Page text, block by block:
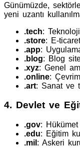
Günümüzde,
yeni uzantı
.tech:
.store: E-
.app:
.blog: Blog
.xyz: Genel
.online:
.art: Sanat ve
4. Devlet ve
.gov:
.edu: Eğitim
.mil : Askeri